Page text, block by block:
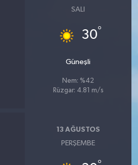
SALI
30°
Güneşli
Nem: %42
Rüzgar: 4.81 m/s
13 AĞUSTOS
PERŞEMBE